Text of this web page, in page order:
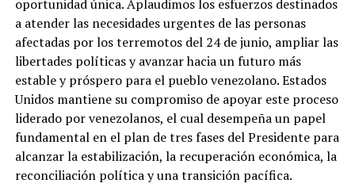
oportunidad única. Aplaudimos los esfuerzos destinados
a atender las necesidades urgentes de las personas
afectadas por los terremotos del 24 de junio, ampliar las
libertades políticas y avanzar hacia un futuro más
estable y próspero para el pueblo venezolano. Estados
Unidos mantiene su compromiso de apoyar este proceso
liderado por venezolanos, el cual desempeña un papel
fundamental en el plan de tres fases del Presidente para
alcanzar la estabilización, la recuperación económica, la
reconciliación política y una transición pacífica.